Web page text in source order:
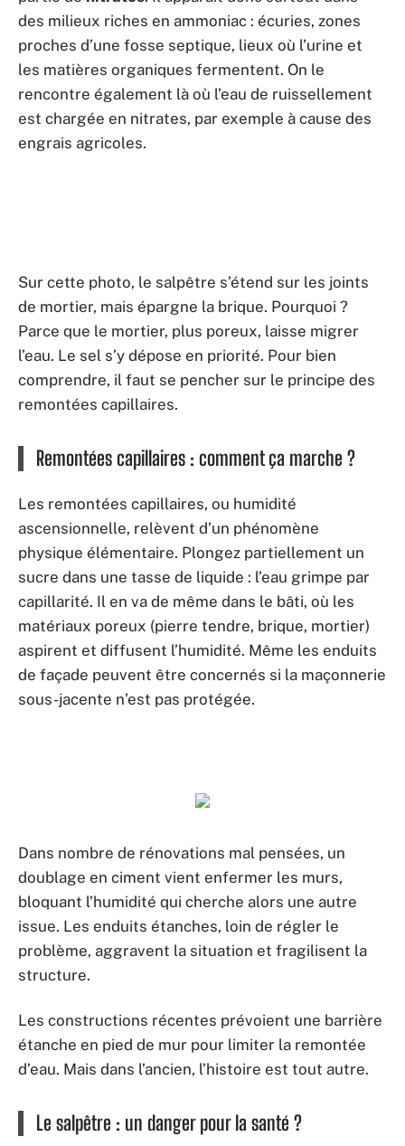
des milieux riches en ammoniac : écuries, zones
proches d’une fosse septique, lieux où l’urine et
les matières organiques fermentent. On le
rencontre également là où l’eau de ruissellement
est chargée en nitrates, par exemple à cause des
engrais agricoles.
Sur cette photo, le salpêtre s’étend sur les joints
de mortier, mais épargne la brique. Pourquoi ?
Parce que le mortier, plus poreux, laisse migrer
l’eau. Le sel s’y dépose en priorité. Pour bien
comprendre, il faut se pencher sur le principe des
remontées capillaires.
Remontées capillaires : comment ça marche ?
Les remontées capillaires, ou humidité
ascensionnelle, relèvent d’un phénomène
physique élémentaire. Plongez partiellement un
sucre dans une tasse de liquide : l’eau grimpe par
capillarité. Il en va de même dans le bâti, où les
matériaux poreux (pierre tendre, brique, mortier)
aspirent et diffusent l’humidité. Même les enduits
de façade peuvent être concernés si la maçonnerie
sous-jacente n’est pas protégée.
Dans nombre de rénovations mal pensées, un
doublage en ciment vient enfermer les murs,
bloquant l’humidité qui cherche alors une autre
issue. Les enduits étanches, loin de régler le
problème, aggravent la situation et fragilisent la
structure.
Les constructions récentes prévoient une barrière
étanche en pied de mur pour limiter la remontée
d’eau. Mais dans l’ancien, l’histoire est tout autre.
Le salpêtre : un danger pour la santé ?